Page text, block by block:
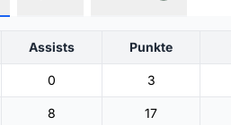
Assists Punkte
0 3
8 17